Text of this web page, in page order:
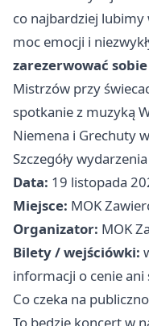
co najbardziej
moc emocji i
zarezerwować
Mistrzów przy
spotkanie z muzyką
Niemena i Grechuty
Szczegóły
Data: 19 listopada
Miejsce: MOK
Organizator: MOK
Bilety / wejściówki:
informacji o cenie
Co czeka na